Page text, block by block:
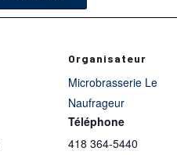
Organisateur
Microbrasserie Le
Naufrageur
Téléphone
418 364-5440